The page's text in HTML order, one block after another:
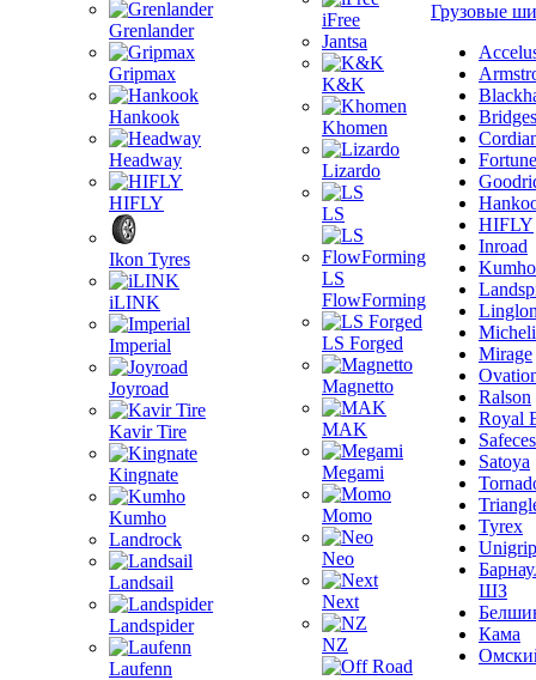
Grenlander
Gripmax
Hankook
Headway
HIFLY
Ikon Tyres
iLINK
Imperial
Joyroad
Kavir Tire
Kingnate
Kumho
Landrock
Landsail
Landspider
Laufenn
iFree
Jantsa
K&K
Khomen
Lizardo
LS
LS
FlowForming
LS Forged
Magnetto
MAK
Megami
Momo
Neo
Next
NZ
Грузовые
Fortune
HIFLY
Inroad
Kumho
Mirage
Ralson
Royal
Satoya
Tyrex
Unigrip
ШЗ
Кама